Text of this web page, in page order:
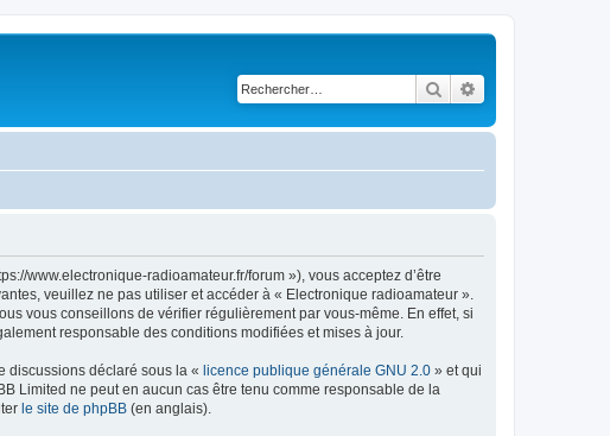
Rechercher
www.electronique-radioamateur.fr/forum »), vous acceptez d’être
veuillez ne pas utiliser et accéder à « Electronique radioamateur ».
vous conseillons de vérifier régulièrement par vous-même. En effet, si
responsable des conditions modifiées et mises à jour.
discussions déclaré sous la « licence publique générale GNU 2.0 » et qui
Limited ne peut en aucun cas être tenu comme responsable de la
le site de phpBB (en anglais).